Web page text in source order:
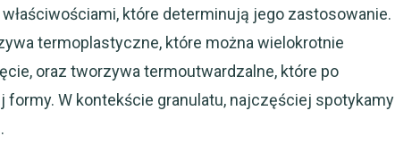
które determinują jego zastosowanie.
termoplastyczne, które można wielokrotnie
oraz tworzywa termoutwardzalne, które po
W kontekście granulatu, najczęściej spotykamy